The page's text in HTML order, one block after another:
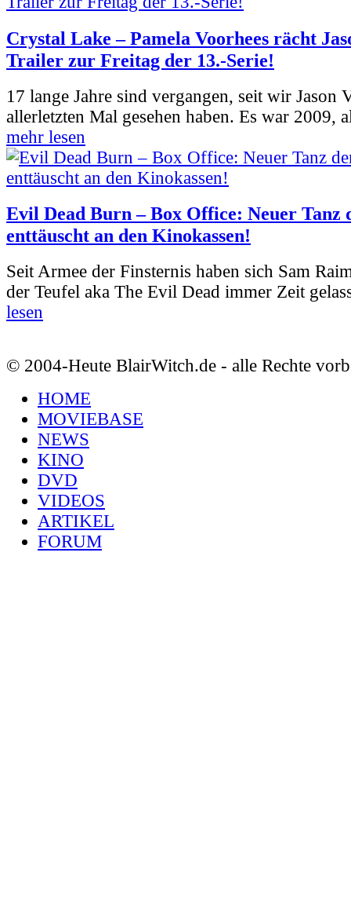
Crystal Lake – Pamela Voorhees rächt
Trailer zur Freitag der 13.-Serie!
17 lange Jahre sind vergangen, seit wir Jason
allerletzten Mal gesehen haben. Es war 2009,
mehr lesen
Evil Dead Burn – Box Office: Neuer Tanz
enttäuscht an den Kinokassen!
Seit Armee der Finsternis haben sich Sam
der Teufel aka The Evil Dead immer Zeit
lesen
© 2004-Heute BlairWitch.de - alle Rechte
HOME
MOVIEBASE
NEWS
KINO
DVD
VIDEOS
ARTIKEL
FORUM